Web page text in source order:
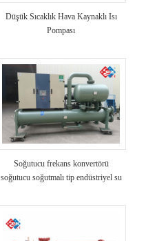
Düşük Sıcaklık Hava Kaynaklı Isı
Pompası
Soğutucu frekans konvertörü
soğutucu soğutmalı tip endüstriyel su